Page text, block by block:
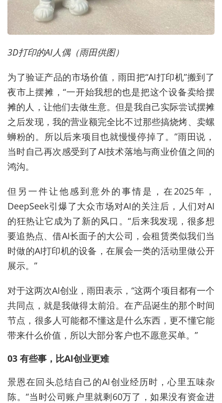
3D打印的AI人偶（雨田供图）
为了验证产品的市场价值，雨田把“AI打印机”搬到了
夜市上摆摊，“一开始我想的也是把这个设备卖给摆
摊的人，让他们去做生意。但是我自己实际尝试摆摊
之后发现，我的营业额完全比不过那些搞烧烤、卖螺
蛳粉的。所以后来项目也就慢慢停掉了。”雨田说，
当时自己再次感受到了AI技术落地与商业价值之间的
鸿沟。
但另一件让他感到意外的事情是，在2025年，
DeepSeek引爆了大众市场对AI的关注后，人们对AI
的狂热让它成为了新的风口。“后来我发现，很多想
要追热点、借AI长面子的大公司，会租赁类似我们当
时做的AI打印机的设备，在展会一类的活动里做公开
展示。”
对于这两次AI创业，雨田表示，“这两个项目都有一个
共同点，就是我做得太前沿。在产品诞生的那个时间
节点，很多人可能都不懂这是什么东西，更不懂它能
带来什么价值，所以大部分客户也不愿意买单。”
03 有些事，比AI创业更难
景恩在回头总结自己的AI创业经历时，心里五味杂
陈。“当时公司账户里就剩60万了，如果没有资金进